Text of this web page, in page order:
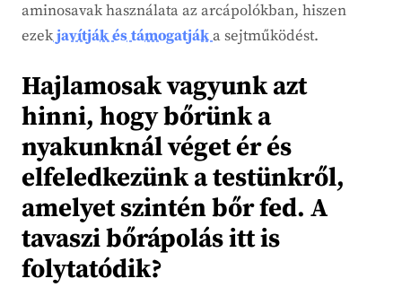
aminosavak használata az arcápolókban, hiszen
ezekjavítják és támogatjáka sejtműködést.
Hajlamosak vagyunk azt
hinni, hogy bőrünk a
nyakunknál véget ér és
elfeledkezünk a testünkről,
amelyet szintén bőr fed. A
tavaszi bőrápolás itt is
folytatódik?